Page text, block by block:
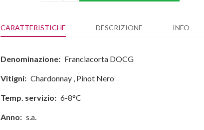
CARATTERISTICHE DESCRIZIONE INFO
Denominazione: Franciacorta DOCG
Vitigni: Chardonnay , Pinot Nero
Temp. servizio: 6-8°C
Anno: s.a.